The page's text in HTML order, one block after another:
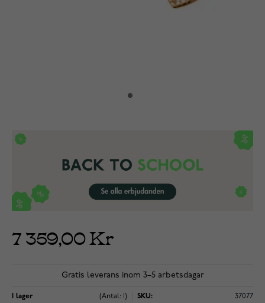
7 359,00 Kr
Gratis leverans inom 3–5 arbetsdagar
I lager (Antal: 1) SKU: 37077